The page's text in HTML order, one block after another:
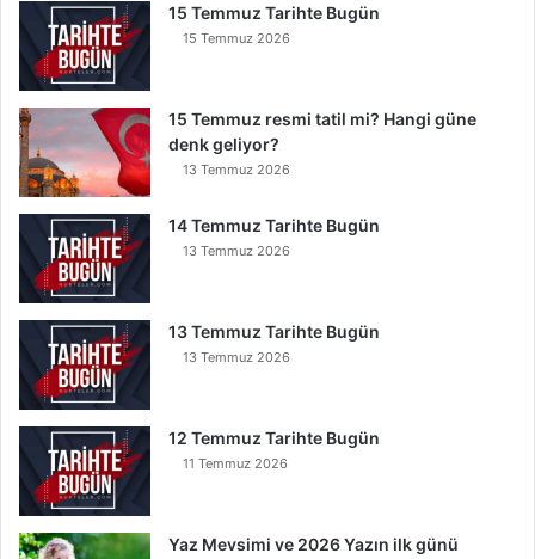
k
a
n
K
u
r
u
l
r
15 Temmuz Tarihte Bugün
15 Temmuz 2026
15 Temmuz resmi tatil mi? Hangi güne
denk geliyor?
13 Temmuz 2026
14 Temmuz Tarihte Bugün
13 Temmuz 2026
13 Temmuz Tarihte Bugün
13 Temmuz 2026
12 Temmuz Tarihte Bugün
11 Temmuz 2026
Yaz Mevsimi ve 2026 Yazın ilk günü